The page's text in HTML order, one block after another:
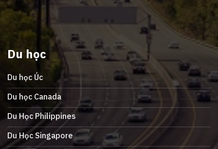
Du học
Du học Úc
Du học Canada
Du Học Philippines
Du Học Singapore